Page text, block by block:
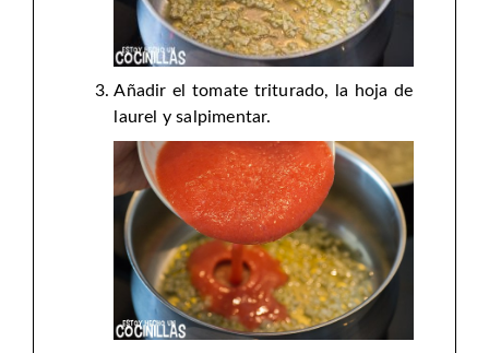
Añadir el tomate triturado, la hoja de
laurel y salpimentar.